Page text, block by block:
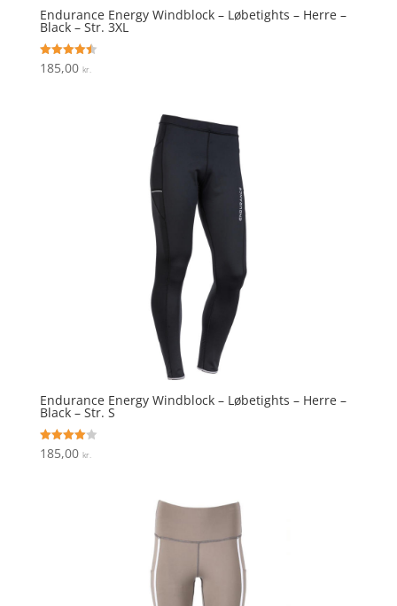
Endurance Energy Windblock – Løbetights – Herre –
Black – Str. 3XL
Vurderet
4.5
185,00 kr.
Endurance Energy Windblock – Løbetights – Herre –
Black – Str. S
Vurderet
4
185,00 kr.